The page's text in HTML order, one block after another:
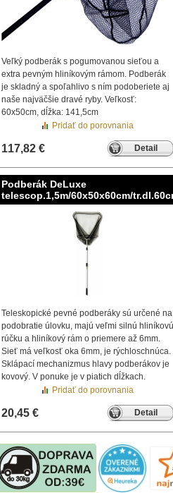
Veľký podberák s pogumovanou sieťou a
extra pevným hliníkovým rámom. Podberák
je skladný a spoľahlivo s ním podoberiete aj
naše najväčšie dravé ryby. Veľkosť:
60x50cm, dĺžka: 141,5cm
117,82 € Detail
Pridať do porovnania
Podberák DeLuxe
telescop.1,5m/60x50x60cm/
Teleskopické pevné podberáky sú určené na
podobratie úlovku, majú veľmi silnú hliníkovú
rúčku a hliníkový rám o priemere až 6mm.
Sieť má veľkosť oka 6mm, je rýchloschnúca.
Sklápací mechanizmus hlavy podberákov je
kovový. V ponuke je v piatich dĺžkach.
20,45 € Detail
Pridať do porovnania